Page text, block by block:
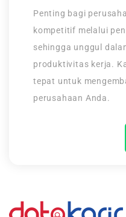
Penting bagi
kompetitif melalui
sehingga unggul
produktivitas kerja.
tepat untuk
perusahaan Anda.